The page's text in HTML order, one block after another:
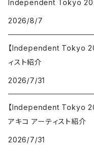
Independent Tokyo
2026/8/7
【Independent Tokyo
ィスト紹介
2026/7/31
【Independent Tokyo
アキコ アーティスト紹介
2026/7/31